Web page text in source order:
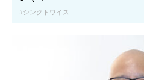
シンクトワイス